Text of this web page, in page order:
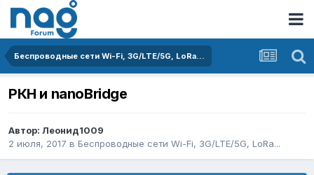
Беспроводные сети Wi-Fi, 3G/LTE/5G, LoRa...
РКН и nanoBridge
Автор: Леонид1009
2 июля, 2017 в Беспроводные сети Wi-Fi, 3G/LTE/5G, LoRa...